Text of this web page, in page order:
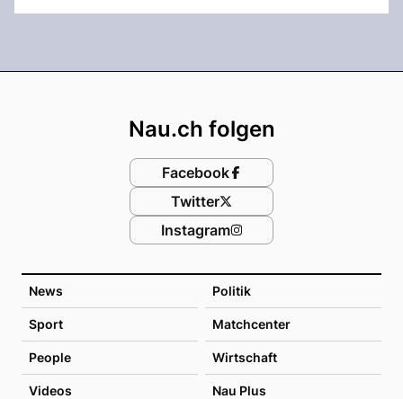
News Politik
Sport Matchcenter
People Wirtschaft
Videos Nau Plus
Nau.ch folgen
Facebook
Twitter
Instagram